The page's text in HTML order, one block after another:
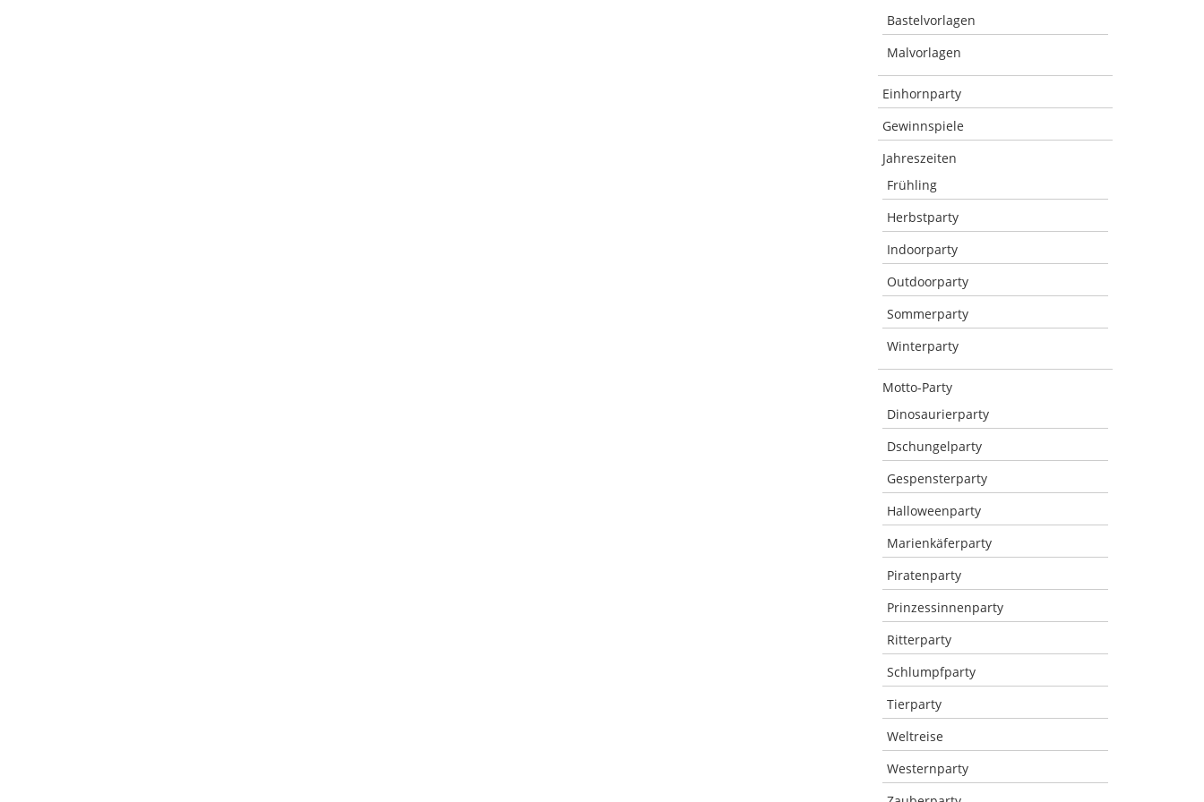
Bastelvorlagen
Malvorlagen
Einhornparty
Gewinnspiele
Jahreszeiten
Frühling
Herbstparty
Indoorparty
Outdoorparty
Sommerparty
Winterparty
Motto-Party
Dinosaurierparty
Dschungelparty
Gespensterparty
Halloweenparty
Marienkäferparty
Piratenparty
Prinzessinnenparty
Ritterparty
Schlumpfparty
Tierparty
Weltreise
Westernparty